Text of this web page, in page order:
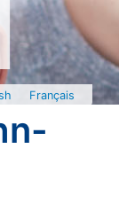
Français